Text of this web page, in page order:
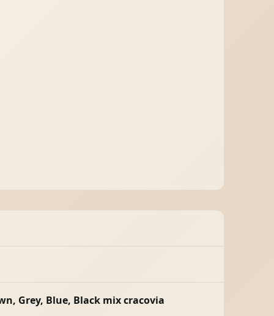
Grey, Blue, Black mix cracovia